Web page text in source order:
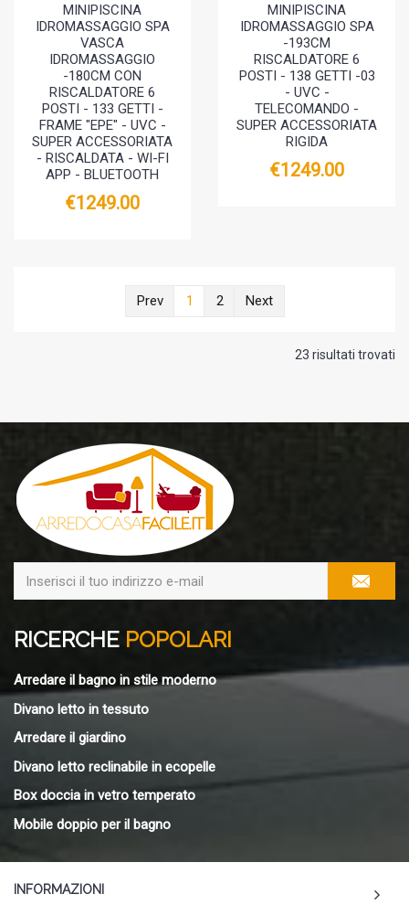
MINIPISCINA
IDROMASSAGGIO SPA
VASCA
IDROMASSAGGIO
-180CM CON
RISCALDATORE 6
POSTI - 133 GETTI -
FRAME "EPE" - UVC -
SUPER ACCESSORIATA
- RISCALDATA - WI-FI
APP - BLUETOOTH
€1249.00
MINIPISCINA
IDROMASSAGGIO SPA
-193CM
RISCALDATORE 6
POSTI - 138 GETTI -03
- UVC -
TELECOMANDO -
SUPER ACCESSORIATA
RIGIDA
€1249.00
Prev 1 2 Next
23 risultati trovati
RICERCHE POPOLARI
Arredare il bagno in stile moderno
Divano letto in tessuto
Arredare il giardino
Divano letto reclinabile in ecopelle
Box doccia in vetro temperato
Mobile doppio per il bagno
INFORMAZIONI